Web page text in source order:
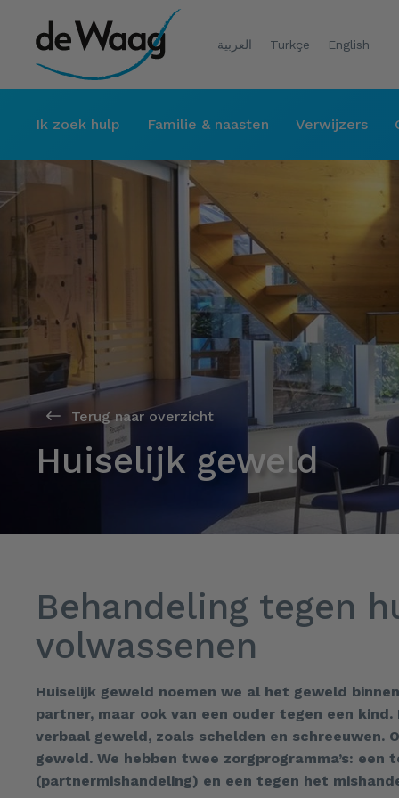
العربية Turkçe English
Ik zoek hulp Familie & naasten Verwijzers
Terug naar overzicht
Huiselijk geweld
Behandeling tegen
volwassenen
Huiselijk geweld noemen we al het geweld
partner, maar ook van een ouder tegen een
verbaal geweld, zoals schelden en schreeuwen.
geweld. We hebben twee zorgprogramma’s:
(partnermishandeling) en een tegen het